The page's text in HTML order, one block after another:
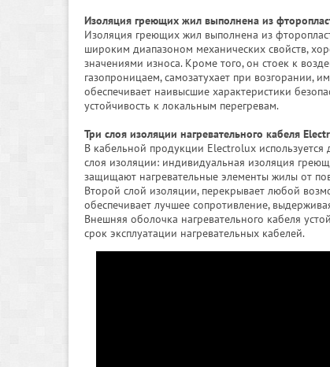
Изоляция греющих жил выполнена из
Изоляция греющих жил выполнена из
широким диапазоном механических свойств,
значениями износа. Кроме того, он стоек к
газопроницаем, самозатухает при возгорании,
обеспечивает наивысшие характеристики
устойчивость к локальным перегревам.
Три слоя изоляции нагревательного кабеля
В кабельной продукции Electrolux
слоя изоляции: индивидуальная изоляция
защищают нагревательные элементы жилы от
Второй слой изоляции, перекрывает любой
обеспечивает лучшее сопротивление,
Внешняя оболочка нагревательного кабеля
срок эксплуатации нагревательных кабелей.